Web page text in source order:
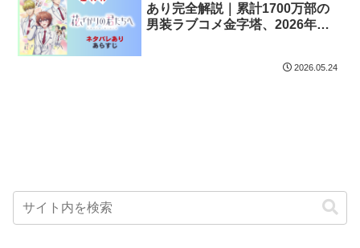
あり完全解説｜累計1700万部の
男装ラブコメ金字塔、2026年ア
2026.05.24